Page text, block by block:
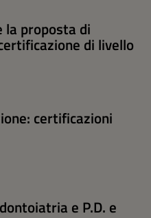
la proposta di
di livello
certificazioni
e P.D. e